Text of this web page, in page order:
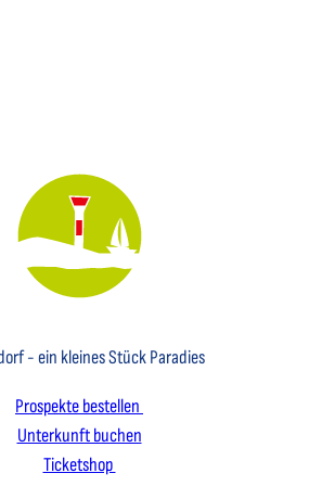
- ein kleines Stück Paradies
Prospekte bestellen
Unterkunft buchen
Ticketshop